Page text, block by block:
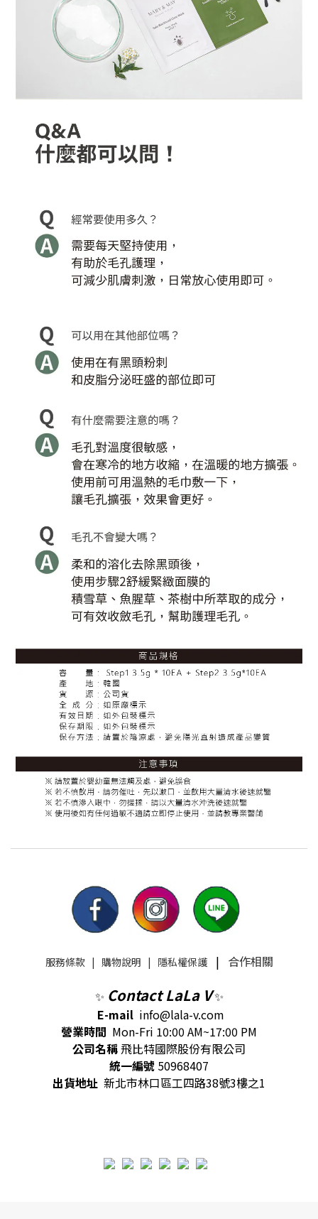
服務條款| 購物說明 | 隱私權保護| 合作相關
✨ Contact LaLa V✨
E-mail info@lala-v.com
營業時間 Mon-Fri 10:00 AM~17:00 PM
公司名稱飛比特國際股份有限公司
統一編號 50968407
出貨地址 新北市林口區工四路38號3樓之1